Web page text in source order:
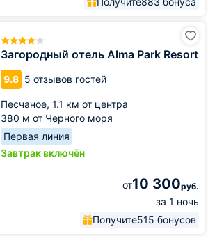
Загородный отель Alma Park Resort
9.8 5 отзывов гостей
Песчаное, 1.1 км от центра
380 м от Черного моря
Первая линия
Завтрак включён
от10 300руб.
за 1 ночь
Получите515 бонусов